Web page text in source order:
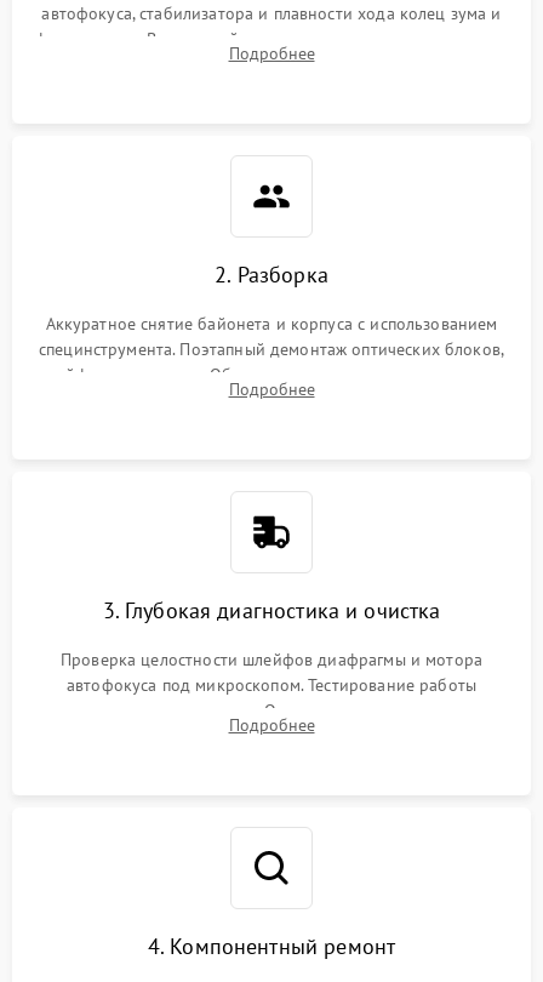
автофокуса, стабилизатора и плавности хода колец зума и
фокусировки. Визуальный осмотр линз на наличие царапин,
грибка, пыли и оценка состояния контактов байонета.
Подробнее
2. Разборка
Аккуратное снятие байонета и корпуса с использованием
специнструмента. Поэтапный демонтаж оптических блоков,
шлейфов и приводов. Обязательная маркировка положения
линзовых групп для сохранения заводской центровки при
Подробнее
3. Глубокая диагностика и очистка
Проверка целостности шлейфов диафрагмы и мотора
автофокуса под микроскопом. Тестирование работы
электромагнитного привода. Очистка оптических элементов
от пыли, следов влаги и грибка спецрастворами без
Подробнее
4. Компонентный ремонт